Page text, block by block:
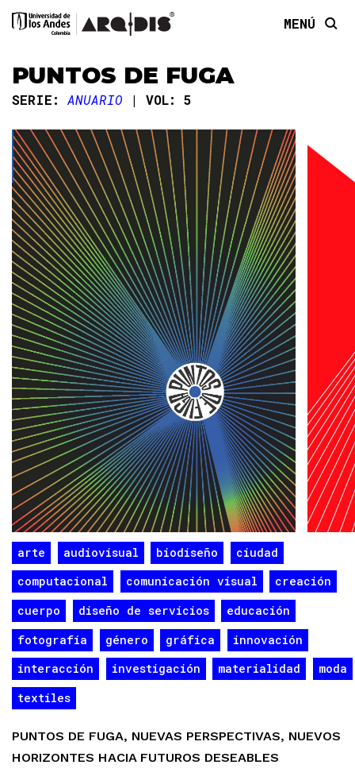
MENÚ
PUNTOS DE FUGA
SERIE: ANUARIO VOL: 5
arte audiovisual biodiseño
ciudad
computacional
comunicación visual
creación
cuerpo
diseño de servicios
educación
fotografía
género gráfica
innovación
interacción
investigación materialidad
moda
textiles
PUNTOS DE FUGA, NUEVAS PERSPECTIVAS, NUEVOS
HORIZONTES HACIA FUTUROS DESEABLES